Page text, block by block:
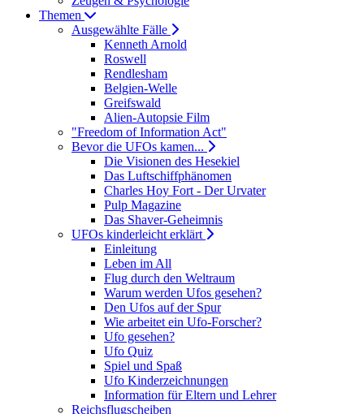
Themen
Ausgewählte Fälle
Kenneth Arnold
Roswell
Rendlesham
Belgien-Welle
Greifswald
Alien-Autopsie Film
"Freedom of Information Act"
Bevor die UFOs kamen...
Die Visionen des Hesekiel
Das Luftschiffphänomen
Charles Hoy Fort - Der Urvater
Pulp Magazine
Das Shaver-Geheimnis
UFOs kinderleicht erklärt
Einleitung
Leben im All
Flug durch den Weltraum
Warum werden Ufos gesehen?
Den Ufos auf der Spur
Wie arbeitet ein Ufo-Forscher?
Ufo gesehen?
Ufo Quiz
Spiel und Spaß
Ufo Kinderzeichnungen
Information für Eltern und Lehrer
Reichsflugscheiben